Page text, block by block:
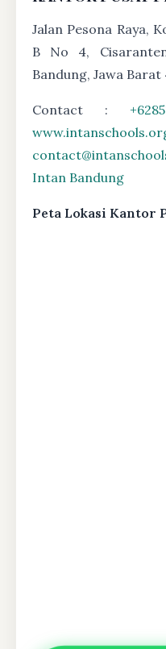
Jalan Pesona Raya,
B No 4,
Bandung, Jawa
Contact :
Intan Bandung
Peta Lokasi Kantor